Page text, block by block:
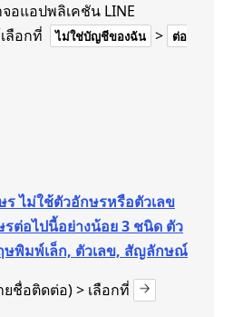
อแอปพลิเคชัน LINE
ลือกที่
ไม่ใช่บัญชีของฉัน >
ต่อ
ร ไม่ใช้ตัวอักษรหรือตัวเลข
ต่อไปนี้อย่างน้อย 3 ชนิด ตัว
พิมพ์เล็ก, ตัวเลข, สัญลักษณ์
ชื่อติดต่อ) > เลือกที่